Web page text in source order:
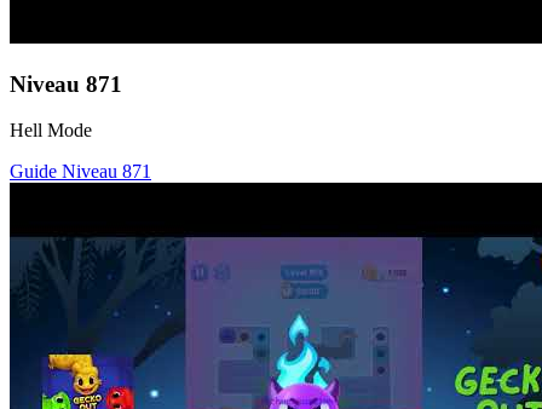
Niveau 871
Hell Mode
Guide Niveau 871